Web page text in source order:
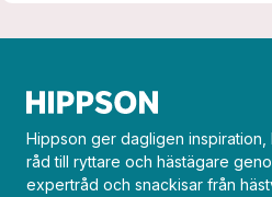
Hippson ger dagligen
råd till ryttare och hästägare
expertråd och snackisar från